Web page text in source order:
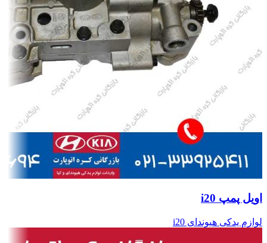
اویل پمپ i20
لوازم یدکی هیوندای i20